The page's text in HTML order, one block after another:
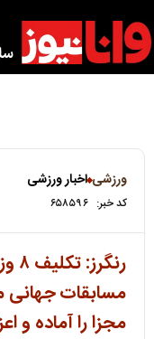
ورزشی اخبار ورزشی
کد خبر: ۶۵۸۵۹۶
مسابقات
مجزا را آماده و